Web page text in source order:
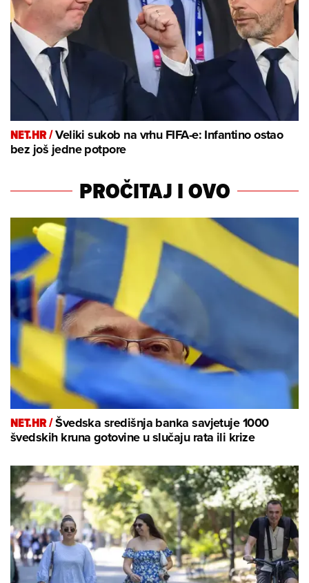
NET.HR /Veliki sukob na vrhu FIFA-e: Infantino ostao
bez još jedne potpore
PROČITAJ I OVO
NET.HR /Švedska središnja banka savjetuje 1000
švedskih kruna gotovine u slučaju rata ili krize